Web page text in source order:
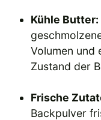
Kühle Butter:
Volumen und
Zustand der
Frische
Backpulver